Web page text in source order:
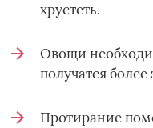
хрустеть.
Овощи
получатся
Протирание